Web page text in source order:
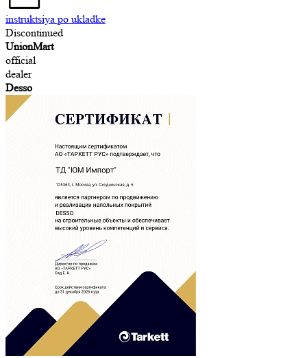
instruktsiya po ukladke
Discontinued
UnionMart
official
dealer
Desso